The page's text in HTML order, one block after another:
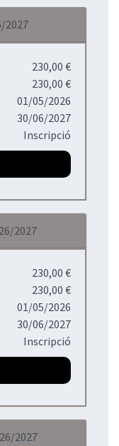
2027
230,00 €
230,00 €
01/05/2026
30/06/2027
Inscripció
2027
230,00 €
230,00 €
01/05/2026
30/06/2027
Inscripció
2027